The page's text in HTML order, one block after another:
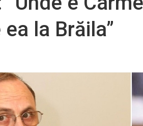
la Brăila”